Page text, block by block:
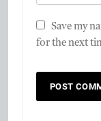
Save my
for the next